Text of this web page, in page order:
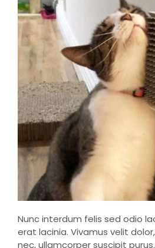
Nunc interdum felis sed odio
erat lacinia. Vivamus velit
nec, ullamcorper suscipit